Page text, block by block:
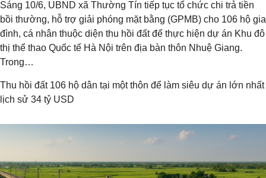
Sáng 10/6, UBND xã Thường Tín tiếp tục tổ chức chi trả tiền
bồi thường, hỗ trợ giải phóng mặt bằng (GPMB) cho 106 hộ gia
đình, cá nhân thuộc diện thu hồi đất để thực hiện dự án Khu đô
thị thể thao Quốc tế Hà Nội trên địa bàn thôn Nhuệ Giang.
Trong…
Thu hồi đất 106 hộ dân tại một thôn để làm siêu dự án lớn nhất
lịch sử 34 tỷ USD